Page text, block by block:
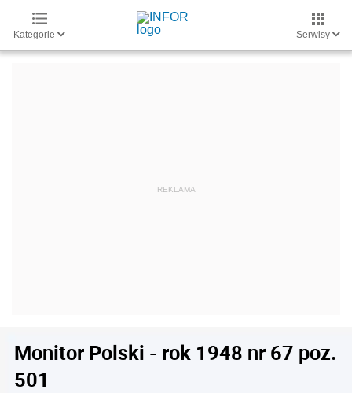
Kategorie Serwisy
Monitor Polski - rok 1948 nr 67 poz.
501